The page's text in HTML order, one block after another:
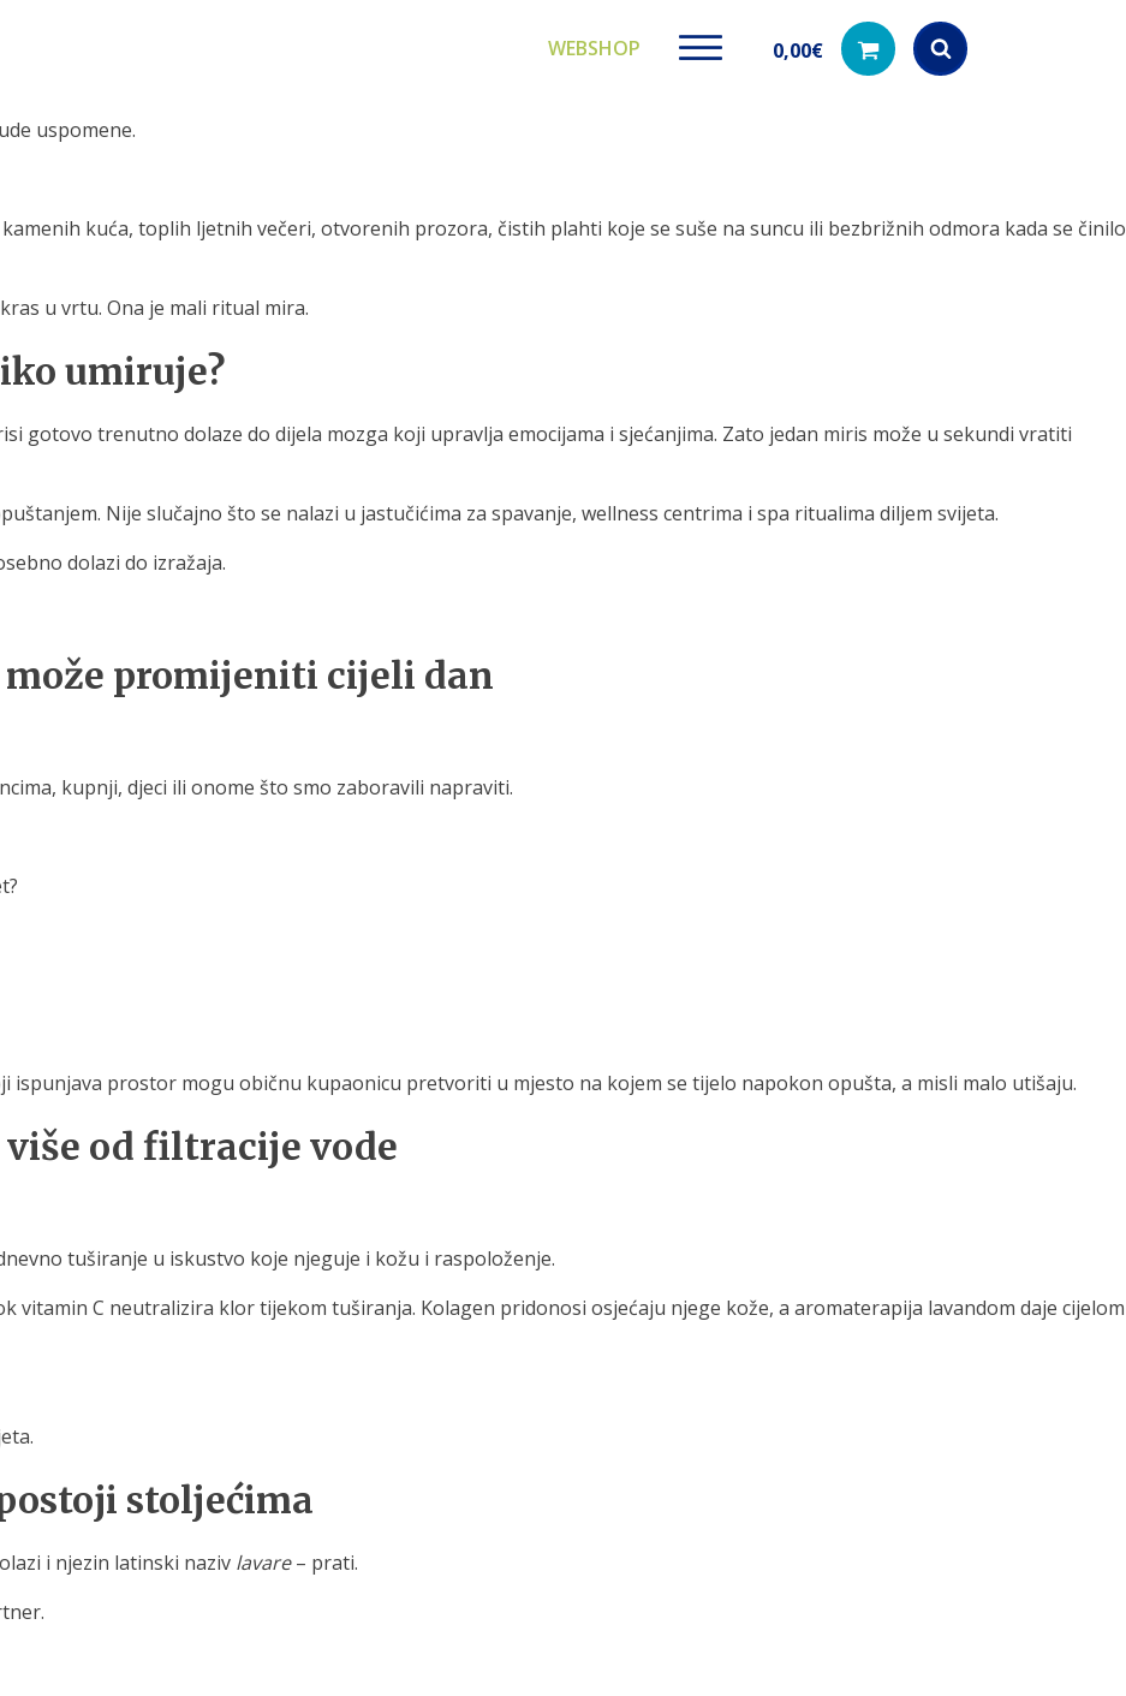
WEBSHOP 0,00€
uspomene.
kuća, toplih ljetnih večeri, otvorenih prozora, čistih plahti koje se suše na suncu ili bezbrižnih odmora kada se činilo
u vrtu. Ona je mali ritual mira.
umiruje?
gotovo trenutno dolaze do dijela mozga koji upravlja emocijama i sjećanjima. Zato jedan miris može u sekundi vratiti
Nije slučajno što se nalazi u jastučićima za spavanje, wellness centrima i spa ritualima diljem svijeta.
dolazi do izražaja.
promijeniti cijeli dan
kupnji, djeci ili onome što smo zaboravili napraviti.
ispunjava prostor mogu običnu kupaonicu pretvoriti u mjesto na kojem se tijelo napokon opušta, a misli malo utišaju.
od filtracije vode
tuširanje u iskustvo koje njeguje i kožu i raspoloženje.
vitamin C neutralizira klor tijekom tuširanja. Kolagen pridonosi osjećaju njege kože, a aromaterapija lavandom daje cijelom
stoljećima
i njezin latinski naziv lavare– prati.
vode
sigurnu i čistu vodu za piće
Zamjenski dijelovi za naše